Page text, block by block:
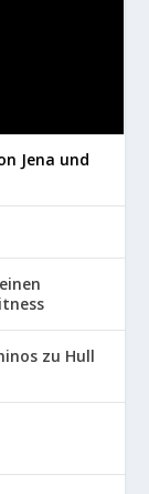
Jena und
zu Hull